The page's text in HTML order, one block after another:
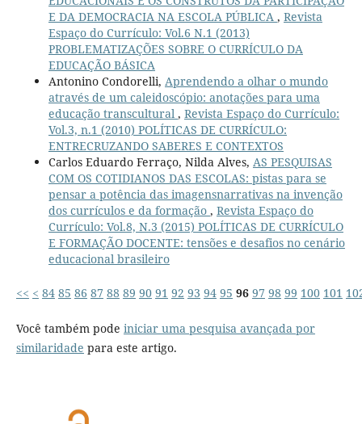
E DA DEMOCRACIA NA ESCOLA PÚBLICA , Revista
Espaço do Currículo: Vol.6 N.1 (2013)
PROBLEMATIZAÇÕES SOBRE O CURRÍCULO DA
EDUCAÇÃO BÁSICA
Antonino Condorelli, Aprendendo a olhar o mundo
através de um caleidoscópio: anotações para uma
educação transcultural , Revista Espaço do Currículo:
Vol.3, n.1 (2010) POLÍTICAS DE CURRÍCULO:
ENTRECRUZANDO SABERES E CONTEXTOS
Carlos Eduardo Ferraço, Nilda Alves, AS PESQUISAS
COM OS COTIDIANOS DAS ESCOLAS: pistas para se
pensar a potência das imagensnarrativas na invenção
dos currículos e da formação , Revista Espaço do
Currículo: Vol.8, N.3 (2015) POLÍTICAS DE CURRÍCULO
E FORMAÇÃO DOCENTE: tensões e desafios no cenário
educacional brasileiro
<< < 84 85 86 87 88 89 90 91 92 93 94 95 96 97 98 99 100 101
Você também pode iniciar uma pesquisa avançada por
similaridade para este artigo.